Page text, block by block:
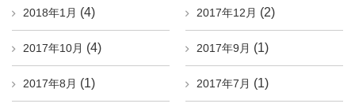
2018年1月 (4) 2017年12月 (2)
2017年10月 (4) 2017年9月 (1)
2017年8月 (1) 2017年7月 (1)